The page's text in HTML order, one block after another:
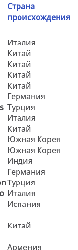
Страна
происхождения
Италия
Китай
Китай
Китай
Китай
Германия
Турция
Италия
Китай
Южная Корея
Южная Корея
Индия
Германия
Турция
Италия
Испания
Китай
Армения